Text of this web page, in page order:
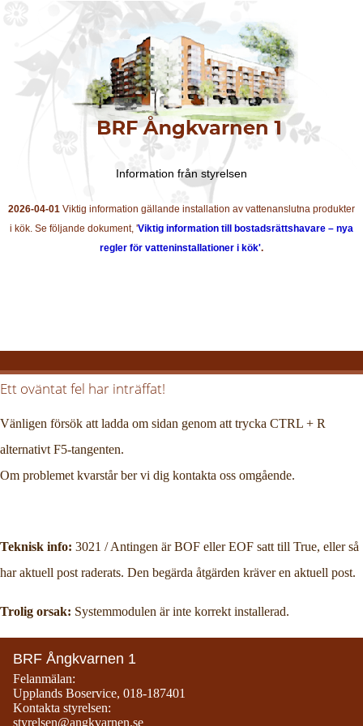
Information från styrelsen
2026-04-01 Viktig information gällande installation av vattenanslutna produkter
i kök. Se följande dokument, 'Viktig information till bostadsrättshavare – nya
regler för vatteninstallationer i kök'.
Ett oväntat fel har inträffat!
Vänligen försök att ladda om sidan genom att trycka CTRL + R
alternativt F5-tangenten.
Om problemet kvarstår ber vi dig kontakta oss omgående.
Teknisk info: 3021 / Antingen är BOF eller EOF satt till True, eller så
har aktuell post raderats. Den begärda åtgärden kräver en aktuell post.
Trolig orsak: Systemmodulen är inte korrekt installerad.
BRF Ångkvarnen 1
Felanmälan:
Upplands Boservice, 018-187401
Kontakta styrelsen:
styrelsen@angkvarnen.se